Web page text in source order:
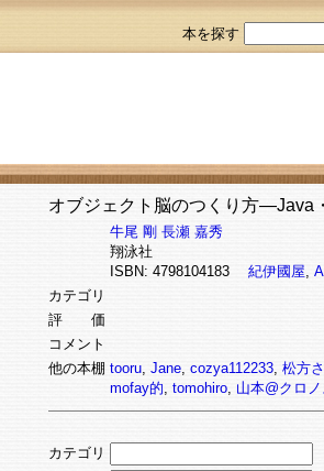
本を探す
オブジェクト脳のつくり方―Java
牛尾 剛 長瀬 嘉秀
翔泳社
ISBN: 4798104183 紀伊國屋,
カテゴリ
評 価
コメント
他の本棚 tooru, Jane, cozya112233, 松方
mofay的, tomohiro, 山本@クロノ
カテゴリ